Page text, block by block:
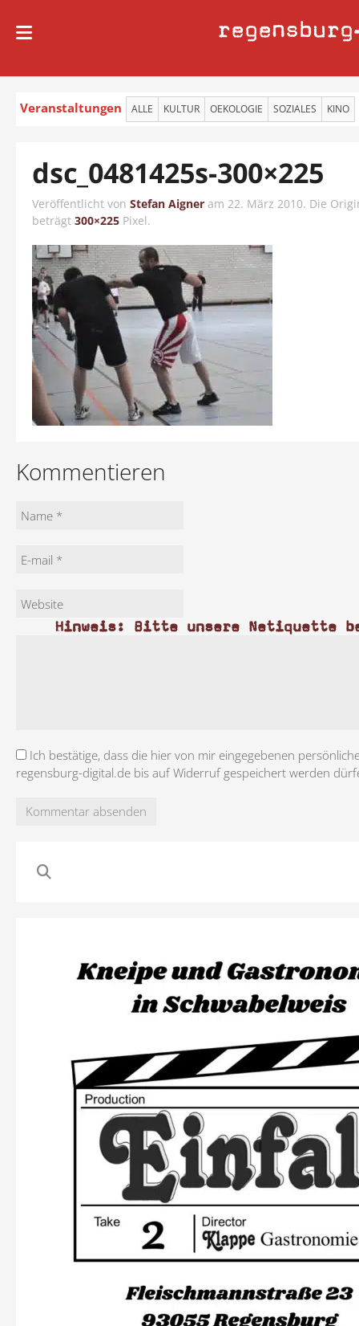
regensburg
Veranstaltungen ALLE KULTUR OEKOLOGIE SOZIALES KINO
dsc_0481425s-300×225
Veröffentlicht von Stefan Aigner am 22. März 2010. Die
beträgt 300×225 Pixel.
Kommentieren
Hinweis: Bitte unsere Netiquette
Ich bestätige, dass die hier von mir eingegebenen
regensburg-digital.de bis auf Widerruf gespeichert werden
Kommentar absenden